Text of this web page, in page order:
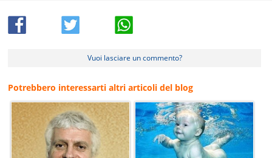
Vuoi lasciare un commento?
Potrebbero interessarti altri articoli del blog